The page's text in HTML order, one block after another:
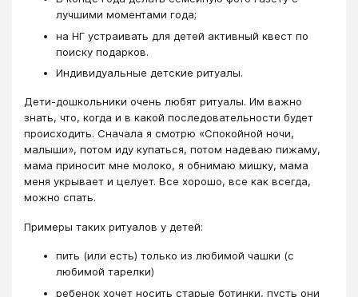
лучшими моментами года;
на НГ устраивать для детей активный квест по
поиску подарков.
Индивидуальные детские ритуалы.
Дети-дошкольники очень любят ритуалы. Им важно
знать, что, когда и в какой последовательности будет
происходить. Сначала я смотрю «Спокойной ночи,
малыши», потом иду купаться, потом надеваю пижаму,
мама приносит мне молоко, я обнимаю мишку, мама
меня укрывает и целует. Все хорошо, все как всегда,
можно спать.
Примеры таких ритуалов у детей:
пить (или есть) только из любимой чашки (с
любимой тарелки)
ребенок хочет носить старые ботинки, пусть они